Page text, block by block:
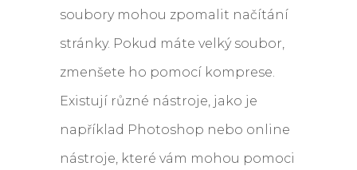
soubory mohou zpomalit načítání
stránky. Pokud máte velký soubor,
zmenšete ho pomocí komprese.
Existují různé nástroje, jako je
například Photoshop nebo online
nástroje, které vám mohou pomoci